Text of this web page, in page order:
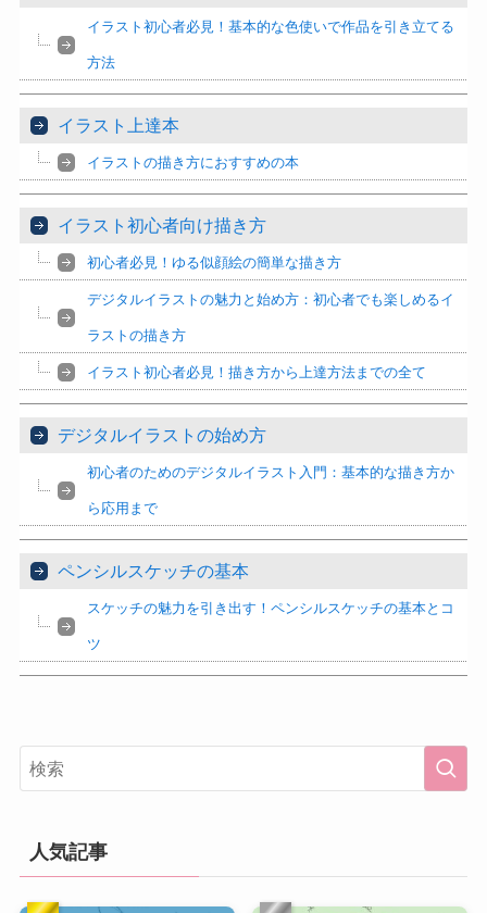
イラスト初心者必見！基本的な色使いで作品を引き立てる
方法
イラスト上達本
イラストの描き方におすすめの本
イラスト初心者向け描き方
初心者必見！ゆる似顔絵の簡単な描き方
デジタルイラストの魅力と始め方：初心者でも楽しめるイ
ラストの描き方
イラスト初心者必見！描き方から上達方法までの全て
デジタルイラストの始め方
初心者のためのデジタルイラスト入門：基本的な描き方か
ら応用まで
ペンシルスケッチの基本
スケッチの魅力を引き出す！ペンシルスケッチの基本とコ
ツ
人気記事